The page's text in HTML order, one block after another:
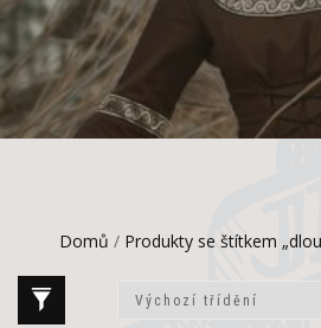
Domů / Produkty se štítkem